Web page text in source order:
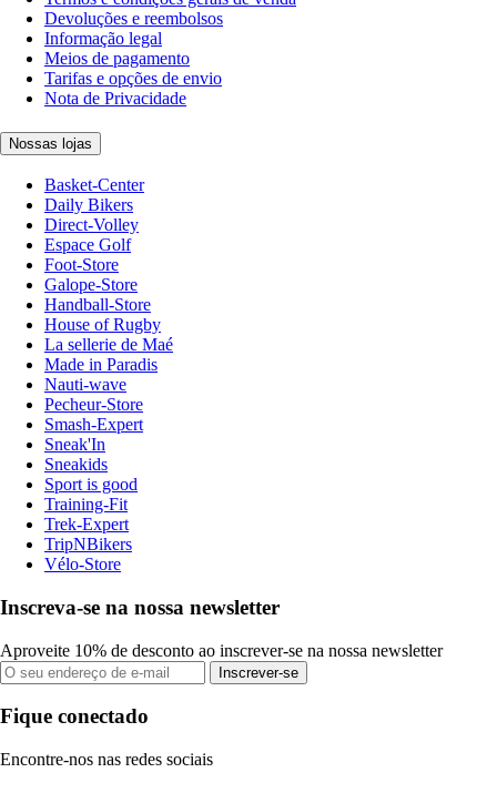
Devoluções e reembolsos
Informação legal
Meios de pagamento
Tarifas e opções de envio
Nota de Privacidade
Nossas lojas
Basket-Center
Daily Bikers
Direct-Volley
Espace Golf
Foot-Store
Galope-Store
Handball-Store
House of Rugby
La sellerie de Maé
Made in Paradis
Nauti-wave
Pecheur-Store
Smash-Expert
Sneak'In
Sneakids
Sport is good
Training-Fit
Trek-Expert
TripNBikers
Vélo-Store
Inscreva-se na nossa newsletter
Aproveite 10% de desconto ao inscrever-se na nossa newsletter
Inscrever-se
Fique conectado
Encontre-nos nas redes sociais